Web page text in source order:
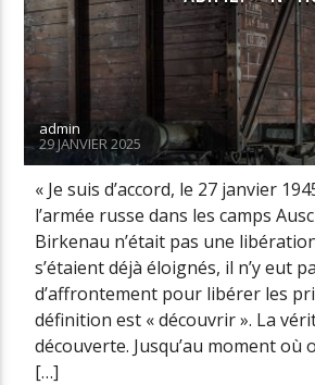
Radio Univers
admin
29 JANVIER 2025
« Je suis d’accord, le 27 janvier
l’armée russe dans les camps
Birkenau n’était pas une
s’étaient déjà éloignés, il n’y eut
d’affrontement pour libérer les
définition est « découvrir ». La
découverte. Jusqu’au moment où
[…]